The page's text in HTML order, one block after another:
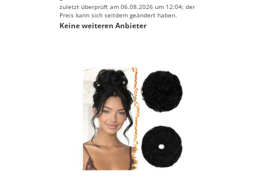
zuletzt überprüft am 06.08.2026 um 12:04; der
Preis kann sich seitdem geändert haben.
Keine weiteren Anbieter